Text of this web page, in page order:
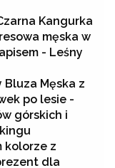
Kangurka
męska w
- Leśny
Męska z
po lesie -
górskich i
kolorze z
dla